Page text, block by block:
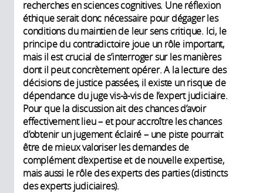
recherches en sciences cognitives. Une réflexion
éthique serait donc nécessaire pour dégager les
conditions du maintien de leur sens critique. Ici, le
principe du contradictoire joue un rôle important,
mais il est crucial de s’interroger sur les manières
dont il peut concrètement opérer. A la lecture des
décisions de justice passées, il existe un risque de
dépendance du juge vis-à-vis de l’expert judiciaire.
Pour que la discussion ait des chances d’avoir
effectivement lieu – et pour accroître les chances
d’obtenir un jugement éclairé – une piste pourrait
être de mieux valoriser les demandes de
complément d’expertise et de nouvelle expertise,
mais aussi le rôle des experts des parties (distincts
des experts judiciaires).